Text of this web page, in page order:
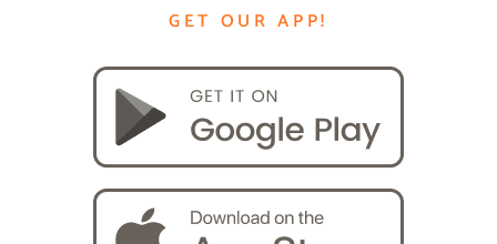
GET OUR APP!